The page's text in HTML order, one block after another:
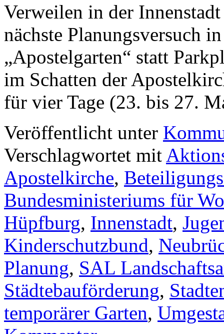
Verweilen in der
nächste Planungsversuch
„Apostelgarten“ statt
im Schatten der
für vier Tage (23. bis 27.
Veröffentlicht unter
Verschlagwortet mit
Apostelkirche,
Bundesministeriums für
Hüpfburg, Innenstadt,
Kinderschutzbund,
Planung, SAL
Städtebauförderung,
temporärer Garten,